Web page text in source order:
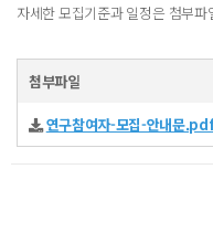
자세한 모집기준과 일정은 첨부
첨부파일
연구참여자-모집-안내문